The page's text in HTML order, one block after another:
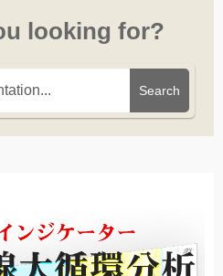
looking for?
Search